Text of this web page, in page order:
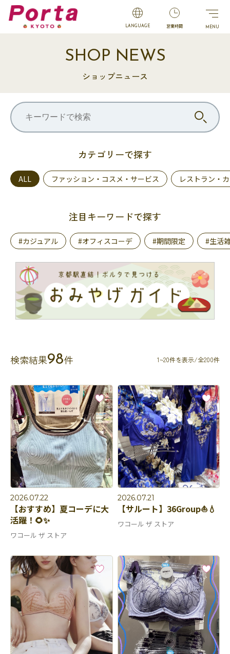
LANGUAGE 営業時間
SHOP NEWS
ショップニュース
カテゴリーで探す
ALL ファッション・コスメ・サービス レストラン・
注目キーワードで探す
#カジュアル #オフィスコーデ #期間限定 #生活
検索結果98件 1~20件を表示/全200件
2026.07.22
【おすすめ】夏コーデに大
活躍！🌻✨
ワコール ザ ストア
2026.07.21
【サルート】36Group⛵️💧
ワコール ザ ストア